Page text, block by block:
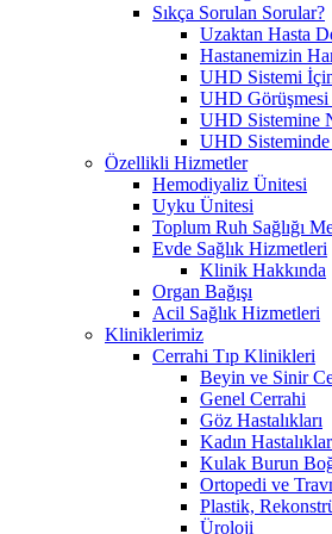
Sıkça Sorulan Sorular?
Uzaktan Hasta
Hastanemizin
UHD Sistemi
UHD Görüşmesi
UHD Sistemine
UHD Sisteminde
Özellikli Hizmetler
Hemodiyaliz Ünitesi
Uyku Ünitesi
Toplum Ruh Sağlığı
Evde Sağlık Hizmetleri
Klinik Hakkında
Organ Bağışı
Acil Sağlık Hizmetleri
Kliniklerimiz
Cerrahi Tıp Klinikleri
Beyin ve Sinir
Genel Cerrahi
Göz Hastalıkları
Kadın
Kulak Burun
Ortopedi ve
Plastik,
Üroloji